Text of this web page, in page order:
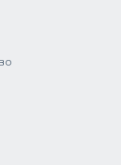
оксид 3% (1:1,5).